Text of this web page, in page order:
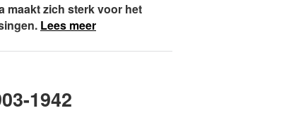
maakt zich sterk voor het
Lees meer
1942